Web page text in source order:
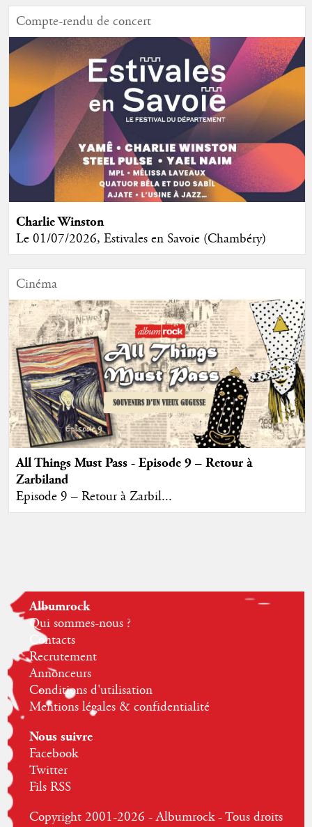
Compte-rendu de concert
Charlie Winston
Le 01/07/2026, Estivales en Savoie (Chambéry)
Cinéma
All Things Must Pass - Episode 9 – Retour à
Zarbiland
Episode 9 – Retour à Zarbil...
Albumrock
Qui sommes-nous ?
Contacts
Recrutement
Annonceurs
Conditions d'utilisation
Mentions légales & confidentialité
Nous suivre
Facebook
Twitter
Fils RSS
Copyright 2001-2026 - Albumrock - Tous droits